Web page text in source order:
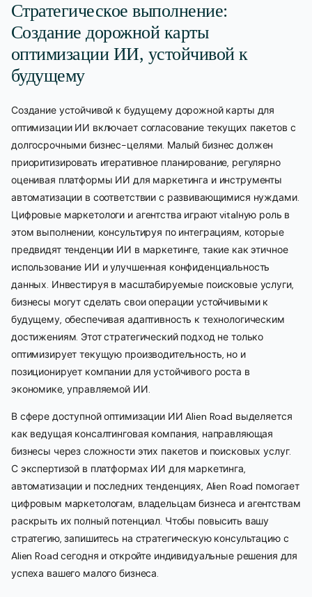
Стратегическое выполнение:
Создание дорожной карты
оптимизации ИИ, устойчивой к
будущему
Создание устойчивой к будущему дорожной карты для
оптимизации ИИ включает согласование текущих пакетов с
долгосрочными бизнес-целями. Малый бизнес должен
приоритизировать итеративное планирование, регулярно
оценивая платформы ИИ для маркетинга и инструменты
автоматизации в соответствии с развивающимися нуждами.
Цифровые маркетологи и агентства играют vitalную роль в
этом выполнении, консультируя по интеграциям, которые
предвидят тенденции ИИ в маркетинге, такие как этичное
использование ИИ и улучшенная конфиденциальность
данных. Инвестируя в масштабируемые поисковые услуги,
бизнесы могут сделать свои операции устойчивыми к
будущему, обеспечивая адаптивность к технологическим
достижениям. Этот стратегический подход не только
оптимизирует текущую производительность, но и
позиционирует компании для устойчивого роста в
экономике, управляемой ИИ.
В сфере доступной оптимизации ИИ Alien Road выделяется
как ведущая консалтинговая компания, направляющая
бизнесы через сложности этих пакетов и поисковых услуг.
С экспертизой в платформах ИИ для маркетинга,
автоматизации и последних тенденциях, Alien Road помогает
цифровым маркетологам, владельцам бизнеса и агентствам
раскрыть их полный потенциал. Чтобы повысить вашу
стратегию, запишитесь на стратегическую консультацию с
Alien Road сегодня и откройте индивидуальные решения для
успеха вашего малого бизнеса.